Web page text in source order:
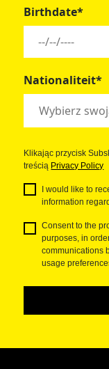
Birthdate*
Nationaliteit*
Klikając przycisk
treścią Privacy Policy
I would like to
information
Consent to the
purposes, in
communications
usage